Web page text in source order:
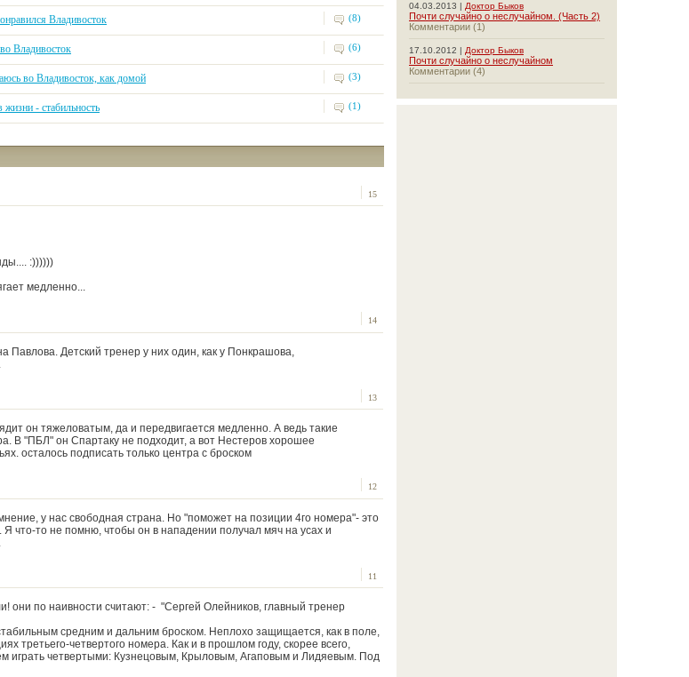
Владивосток (8)
Владивосток (6)
во Владивосток, как домой (3)
жизни - стабильность (1)
15
:))))))
медленно...
14
Детский тренер у них один, как у Понкрашова,
13
он тяжеловатым, да и передвигается медленно. А ведь такие
В "ПБЛ" он Спартаку не подходит, а вот Нестеров хорошее
осталось подписать только центра с броском
12
у нас свободная страна. Но "поможет на позиции 4го номера"- это
Я что-то не помню, чтобы он в нападении получал мяч на усах и
11
они по наивности считают: - "Сергей Олейников, главный тренер
средним и дальним броском. Неплохо защищается, как в поле,
третьего-четвертого номера. Как и в прошлом году, скорее всего,
играть четвертыми: Кузнецовым, Крыловым, Агаповым и Лидяевым. Под
04.03.2013 | Доктор Быков
Почти случайно о неслучайном. (Часть 2)
Комментарии (1)
17.10.2012 | Доктор Быков
Почти случайно о неслучайном
Комментарии (4)